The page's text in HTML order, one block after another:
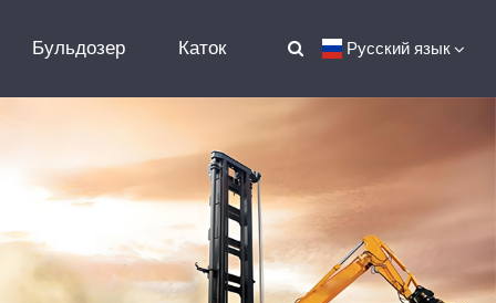
Русский язык
Бульдозер Каток